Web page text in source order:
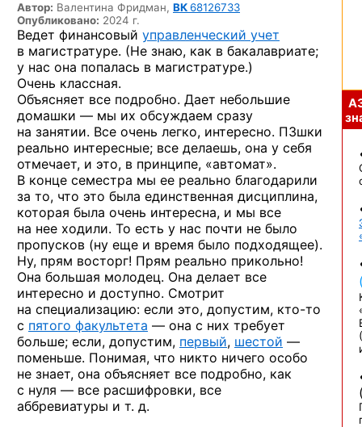
Автор: Валентина Фридман, ВК68126733
Опубликовано: 2024 г.
Ведет финансовый управленческий учет
в магистратуре. (Не знаю, как в бакалавриате;
у нас она попалась в магистратуре.)
Очень классная.
Объясняет все подробно. Дает небольшие
домашки — мы их обсуждаем сразу
на занятии. Все очень легко, интересно. ПЗшки
реально интересные; все делаешь, она у себя
отмечает, и это, в принципе, «автомат».
В конце семестра мы ее реально благодарили
за то, что это была единственная дисциплина,
которая была очень интересна, и мы все
на нее ходили. То есть у нас почти не было
пропусков (ну еще и время было подходящее).
Ну, прям восторг! Прям реально прикольно!
Она большая молодец. Она делает все
интересно и доступно. Смотрит
на специализацию: если это, допустим, кто-то
с пятого факультета — она с них требует
больше; если, допустим, первый, шестой —
поменьше. Понимая, что никто ничего особо
не знает, она объясняет все подробно, как
с нуля — все расшифровки, все
аббревиатуры и т. д.
(